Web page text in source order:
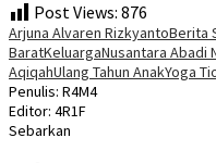
Post Views: 876
Arjuna Alvaren RizkyantoBerita
BaratKeluargaNusantara Abadi
AqiqahUlang Tahun AnakYoga
Penulis: R4M4
Editor: 4R1F
Sebarkan